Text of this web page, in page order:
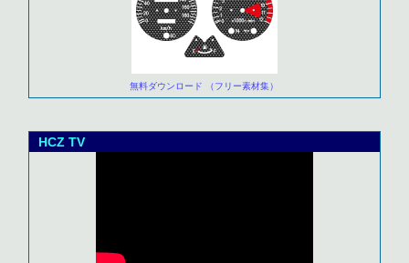
無料ダウンロード （フリー素材集）
HCZ TV